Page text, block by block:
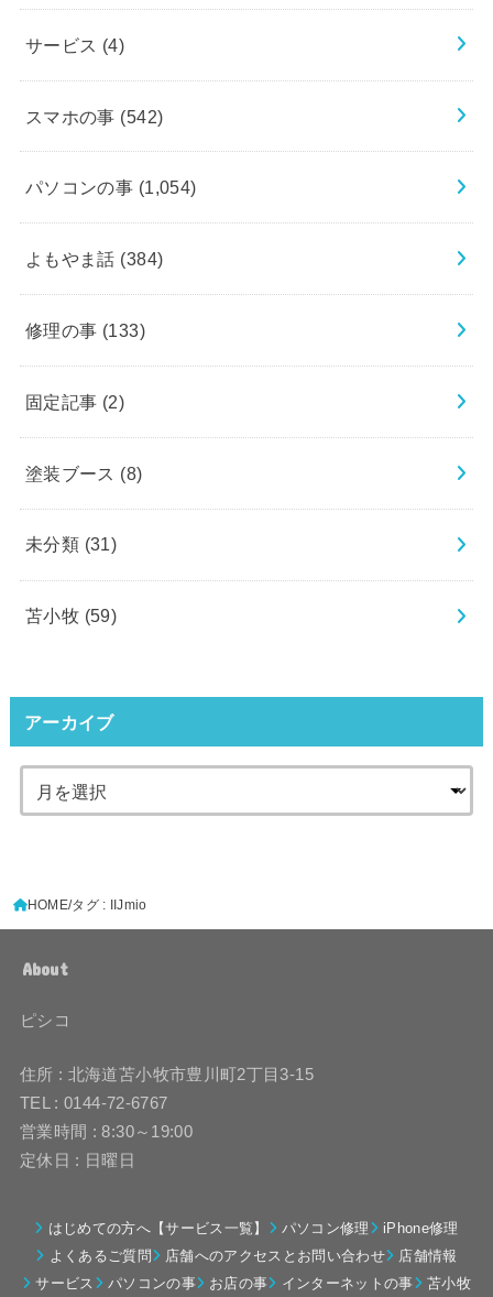
サービス (4)
スマホの事 (542)
パソコンの事 (1,054)
よもやま話 (384)
修理の事 (133)
固定記事 (2)
塗装ブース (8)
未分類 (31)
苫小牧 (59)
アーカイブ
HOME タグ : IIJmio
About
ピシコ
住所 : 北海道苫小牧市豊川町2丁目3-15
TEL : 0144-72-6767
営業時間 : 8:30～19:00
定休日 : 日曜日
はじめての方へ【サービス一覧】 パソコン修理
iPhone修理
よくあるご質問
店舗へのアクセスとお問い合わせ
店舗情報
サービス
パソコンの事 お店の事 インターネットの事 苫小牧